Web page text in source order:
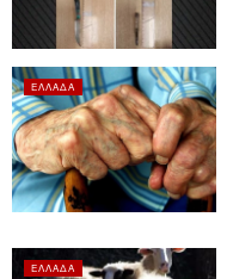
ΕΛΛΆΔΑ
ΕΛΛΆΔΑ